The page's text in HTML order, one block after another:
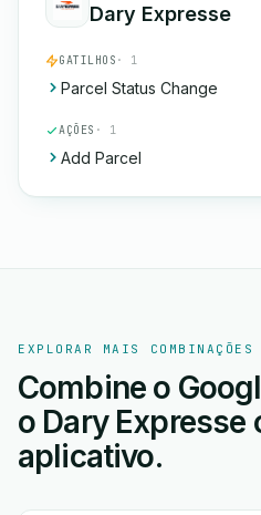
Dary Expresse
GATILHOS · 1
Parcel Status Change
AÇÕES · 1
Add Parcel
EXPLORAR MAIS COMBINAÇÕES
Combine o
o Dary Expresse
aplicativo.